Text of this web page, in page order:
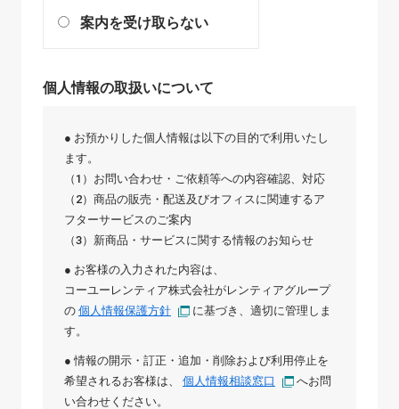
案内を受け取らない
個人情報の取扱いについて
● お預かりした個人情報は以下の目的で利用いたし
ます。
（1）お問い合わせ・ご依頼等への内容確認、対応
（2）商品の販売・配送及びオフィスに関連するア
フターサービスのご案内
（3）新商品・サービスに関する情報のお知らせ
● お客様の入力された内容は、
コーユーレンティア株式会社がレンティアグループ
の 個人情報保護方針
に基づき、適切に管理しま
す。
● 情報の開示・訂正・追加・削除および利用停止を
希望されるお客様は、 個人情報相談窓口
へお問
い合わせください。